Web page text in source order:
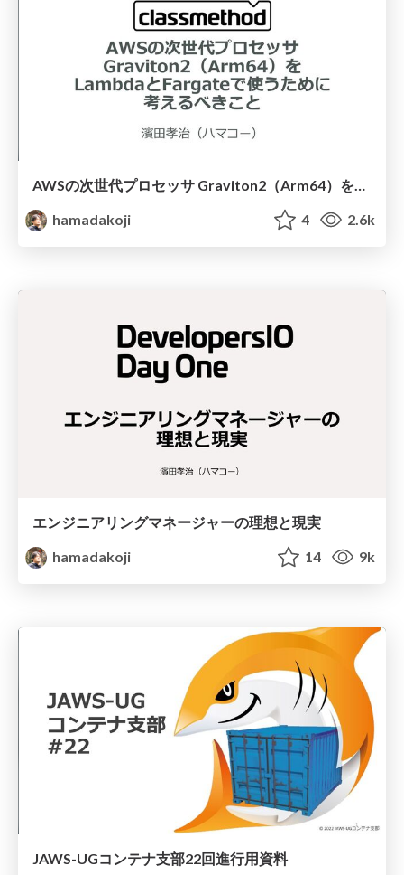
AWSの次世代プロセッサ Graviton2（Arm64）をLambdaとFargateで使うために考えるべきこと
hamadakoji
4 2.6k
エンジニアリングマネージャーの理想と現実
hamadakoji
14 9k
JAWS-UGコンテナ支部22回進行用資料